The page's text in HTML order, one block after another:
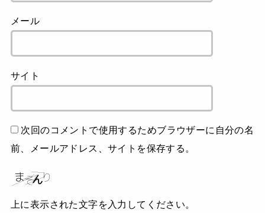
メール
サイト
次回のコメントで使用するためブラウザーに自分の名
前、メールアドレス、サイトを保存する。
上に表示された文字を入力してください。